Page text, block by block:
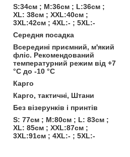
S:34см ; M:36см ; L:36см ;
XL: 38см ; XXL:40см ;
3XL:42см ; 4XL:- ; 5XL:-
Середня посадка
Всередині приємний, м'який
фліс. Рекомендований
температурний режим від +7
°C до -10 °C
Карго
Карго, тактичні, Штани
Без візерунків і принтів
S: 77см ; M:80см ; L: 83см ;
XL: 85см ; XXL:87см ;
3XL:91см ; 4XL:- ; 5XL:-